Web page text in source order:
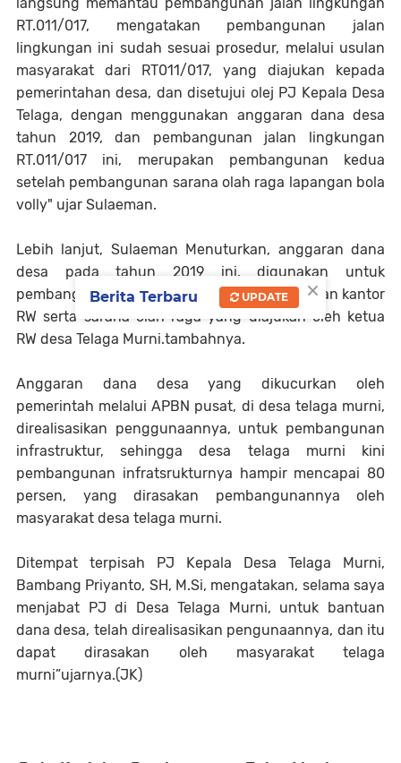
RT.011/017, mengatakan pembangunan jalan
lingkungan ini sudah sesuai prosedur, melalui usulan
masyarakat dari RT011/017, yang diajukan kepada
pemerintahan desa, dan disetujui olej PJ Kepala Desa
Telaga, dengan menggunakan anggaran dana desa
tahun 2019, dan pembangunan jalan lingkungan
RT.011/017 ini, merupakan pembangunan kedua
setelah pembangunan sarana olah raga lapangan bola
volly" ujar Sulaeman.
Lebih lanjut, Sulaeman Menuturkan, anggaran dana
desa pada tahun 2019 ini, digunakan untuk
pembangunan infrastruktur dan pembangunan kantor
RW serta sarana olah raga yang diajukan oleh ketua
RW desa Telaga Murni.tambahnya.
Anggaran dana desa yang dikucurkan oleh
pemerintah melalui APBN pusat, di desa telaga murni,
direalisasikan penggunaannya, untuk pembangunan
infrastruktur, sehingga desa telaga murni kini
pembangunan infratsrukturnya hampir mencapai 80
persen, yang dirasakan pembangunannya oleh
masyarakat desa telaga murni.
Ditempat terpisah PJ Kepala Desa Telaga Murni,
Bambang Priyanto, SH, M.Si, mengatakan, selama saya
menjabat PJ di Desa Telaga Murni, untuk bantuan
dana desa, telah direalisasikan pengunaannya, dan itu
dapat dirasakan oleh masyarakat telaga
murni”ujarnya.(JK)
×
Berita Terbaru UPDATE